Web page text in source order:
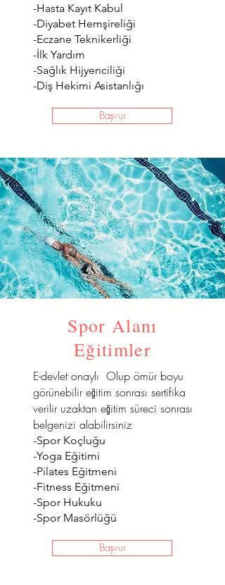
-Hasta Kayıt Kabul
-Diyabet Hemşireliği
-Eczane Teknikerliği
-İlk Yardım
-Sağlık Hijyenciliği
-Diş Hekimi Asistanlığı
Başvur
Spor Alanı
Eğitimler
E-devlet onaylı Olup ömür boyu
görünebilir eğitim sonrası sertifika
verilir uzaktan eğitim süreci sonrası
belgenizi alabilirsiniz
-Spor Koçluğu
-Yoga Eğitimi
-Pilates Eğitmeni
-Fitness Eğitmeni
-Spor Hukuku
-Spor Masörlüğü
Başvur